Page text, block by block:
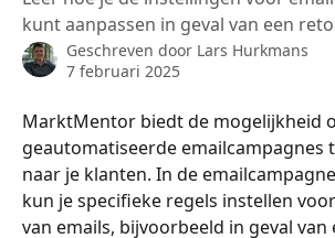
kunt aanpassen in geval van een
Geschreven door Lars Hurkmans
7 februari 2025
MarktMentor biedt de mogelijkheid
geautomatiseerde emailcampagnes
naar je klanten. In de
kun je specifieke regels instellen
van emails, bijvoorbeeld in geval van